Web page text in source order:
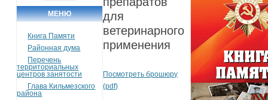
МЕНЮ
Книга Памяти
Районная дума
Перечень
территориальных
центров занятости
Глава Кильмезского
района
для
ветеринарного
применения
Посмотреть брошюру
(pdf)